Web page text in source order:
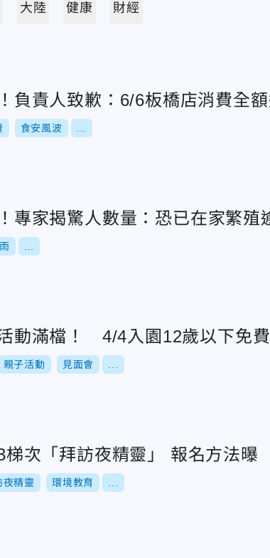
大陸 健康 財經
負責人致歉：6/6板橋店消費全
食安風波
專家揭驚人數量：恐已在家繁殖
動滿檔！ 4/4入園12歲以下免費
親子活動 見面會
奧萬大螢火蟲季登場！3梯次「拜訪夜精靈」 報名方法曝
夜精靈 環境教育